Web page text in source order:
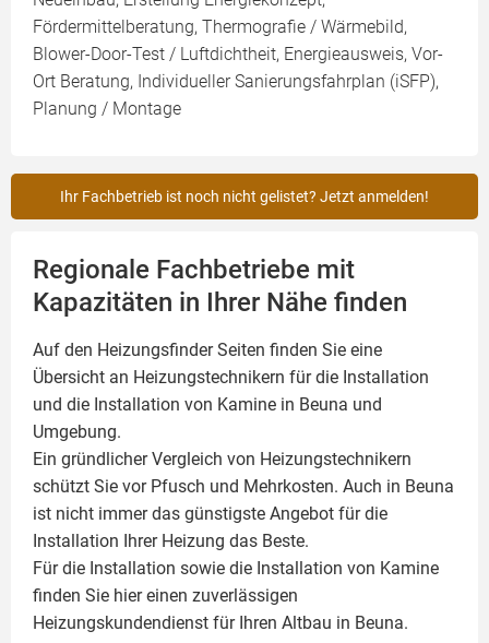
Fördermittelberatung, Thermografie / Wärmebild,
Blower-Door-Test / Luftdichtheit, Energieausweis, Vor-
Ort Beratung, Individueller Sanierungsfahrplan (iSFP),
Planung / Montage
Ihr Fachbetrieb ist noch nicht gelistet? Jetzt anmelden!
Regionale Fachbetriebe mit
Kapazitäten in Ihrer Nähe finden
Auf den Heizungsfinder Seiten finden Sie eine
Übersicht an Heizungstechnikern für die Installation
und die Installation von Kamine in Beuna und
Umgebung.
Ein gründlicher Vergleich von Heizungstechnikern
schützt Sie vor Pfusch und Mehrkosten. Auch in Beuna
ist nicht immer das günstigste Angebot für die
Installation Ihrer Heizung das Beste.
Für die Installation sowie die Installation von Kamine
finden Sie hier einen zuverlässigen
Heizungskundendienst für Ihren Altbau in Beuna.